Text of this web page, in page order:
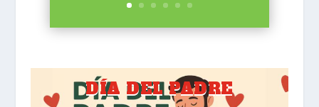
DÍA DEL PADRE